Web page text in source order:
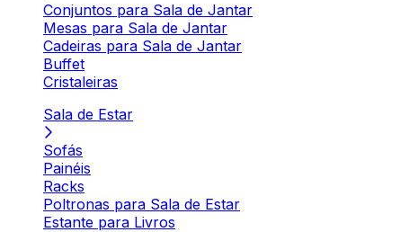
Conjuntos para Sala de Jantar
Mesas para Sala de Jantar
Cadeiras para Sala de Jantar
Buffet
Cristaleiras
Sala de Estar
Sofás
Painéis
Racks
Poltronas para Sala de Estar
Estante para Livros